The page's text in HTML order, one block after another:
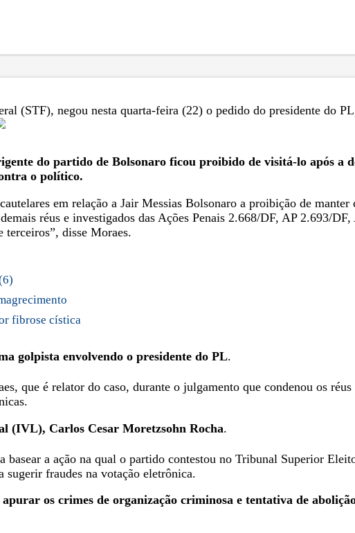
(STF), negou nesta quarta-feira (22) o pedido do presidente do
do partido de Bolsonaro ficou proibido de visitá-lo após a
o político.
em relação a Jair Messias Bolsonaro a proibição de
réus e investigados das Ações Penais 2.668/DF, AP 2.693/
disse Moraes.
fibrose cística
golpista envolvendo o presidente do PL.
que é relator do caso, durante o julgamento que condenou os
(IVL), Carlos Cesar Moretzsohn Rocha.
basear a ação na qual o partido contestou no Tribunal Superior
sugerir fraudes na votação eletrônica.
os crimes de organização criminosa e tentativa de